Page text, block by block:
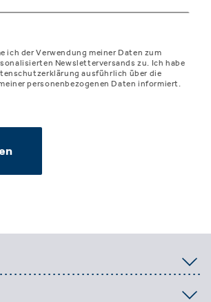
ich der Verwendung meiner Daten zum
Newsletterversands zu. Ich habe
ausführlich über die
personenbezogenen Daten informiert.